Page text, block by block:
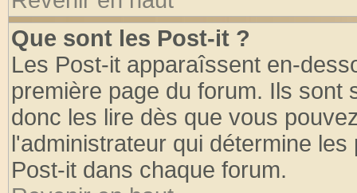
Que sont les Post-it ?
Les Post-it apparaîssent en-
première page du forum. Ils
donc les lire dès que vous
l'administrateur qui détermine
Post-it dans chaque forum.